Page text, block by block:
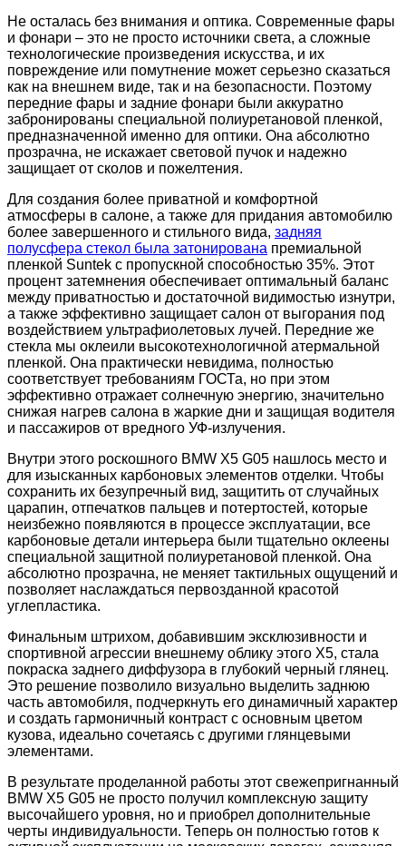
Не осталась без внимания и оптика. Современные фары
и фонари – это не просто источники света, а сложные
технологические произведения искусства, и их
повреждение или помутнение может серьезно сказаться
как на внешнем виде, так и на безопасности. Поэтому
передние фары и задние фонари были аккуратно
забронированы специальной полиуретановой пленкой,
предназначенной именно для оптики. Она абсолютно
прозрачна, не искажает световой пучок и надежно
защищает от сколов и пожелтения.
Для создания более приватной и комфортной
атмосферы в салоне, а также для придания автомобилю
более завершенного и стильного вида, задняя
полусфера стекол была затонирована премиальной
пленкой Suntek с пропускной способностью 35%. Этот
процент затемнения обеспечивает оптимальный баланс
между приватностью и достаточной видимостью изнутри,
а также эффективно защищает салон от выгорания под
воздействием ультрафиолетовых лучей. Передние же
стекла мы оклеили высокотехнологичной атермальной
пленкой. Она практически невидима, полностью
соответствует требованиям ГОСТа, но при этом
эффективно отражает солнечную энергию, значительно
снижая нагрев салона в жаркие дни и защищая водителя
и пассажиров от вредного УФ-излучения.
Внутри этого роскошного BMW X5 G05 нашлось место и
для изысканных карбоновых элементов отделки. Чтобы
сохранить их безупречный вид, защитить от случайных
царапин, отпечатков пальцев и потертостей, которые
неизбежно появляются в процессе эксплуатации, все
карбоновые детали интерьера были тщательно оклеены
специальной защитной полиуретановой пленкой. Она
абсолютно прозрачна, не меняет тактильных ощущений и
позволяет наслаждаться первозданной красотой
углепластика.
Финальным штрихом, добавившим эксклюзивности и
спортивной агрессии внешнему облику этого X5, стала
покраска заднего диффузора в глубокий черный глянец.
Это решение позволило визуально выделить заднюю
часть автомобиля, подчеркнуть его динамичный характер
и создать гармоничный контраст с основным цветом
кузова, идеально сочетаясь с другими глянцевыми
элементами.
В результате проделанной работы этот свежепригнанный
BMW X5 G05 не просто получил комплексную защиту
высочайшего уровня, но и приобрел дополнительные
черты индивидуальности. Теперь он полностью готов к